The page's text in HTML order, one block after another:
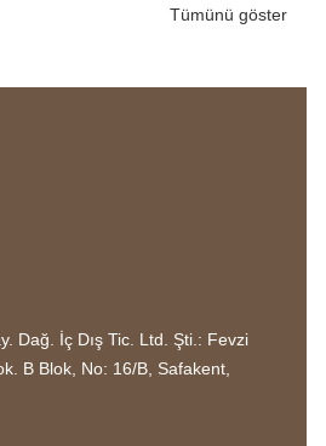
Tümünü göster
Dağ. İç Dış Tic. Ltd. Şti.: Fevzi
B Blok, No: 16/B, Safakent,